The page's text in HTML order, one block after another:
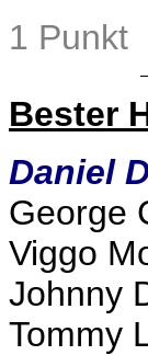
1 Punkt
Bester
Daniel
George
Viggo
Johnny
Tommy